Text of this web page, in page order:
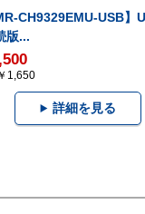
CH9329EMU-USB】
版...
1,650
詳細を見る